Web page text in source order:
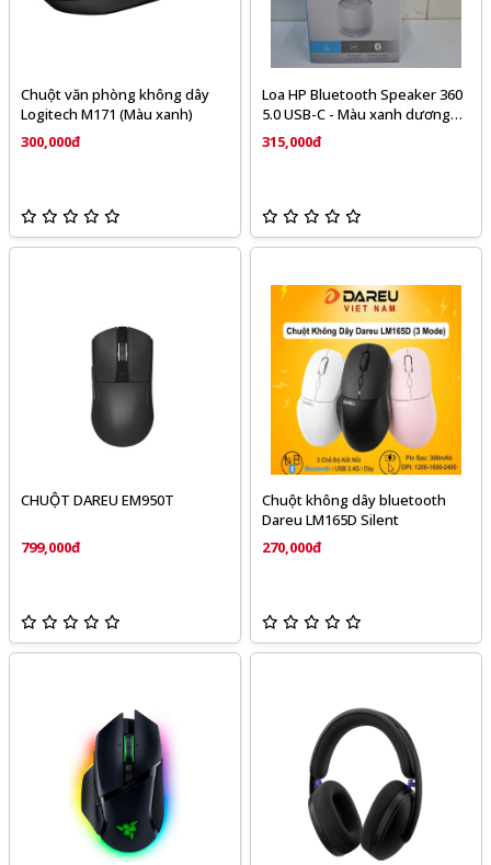
Chuột văn phòng không dây
Logitech M171 (Màu xanh)
300,000đ
Loa HP Bluetooth Speaker 360
5.0 USB-C - Màu xanh dương
đậm và màu bạc
315,000đ
CHUỘT DAREU EM950T
799,000đ
Chuột không dây bluetooth
Dareu LM165D Silent
270,000đ